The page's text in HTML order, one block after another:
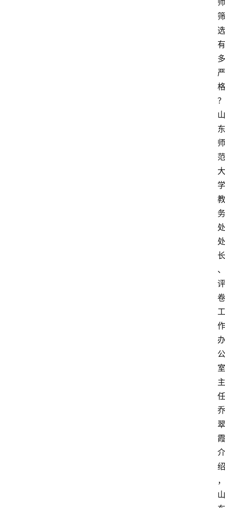
师
筛
选
有
多
严
格
？
山
东
师
范
大
学
教
务
处
处
长
、
评
卷
工
作
办
公
室
主
任
乔
翠
霞
介
绍
，
山